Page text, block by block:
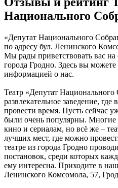
Национального
«Депутат Национального
по адресу бул. Ленинского
Мы рады приветствовать вас на
города Гродно. Здесь вы
информацией о нас.
Театр «Депутат
развлекательное заведение,
провести время. Пусть сейчас
были очень популярны. Многие
кино и сериалам, но всё же –
лучших мест, где можно
театре из города Гродно
постановок, среди которых
ему интересна. Приходите в наш
Ленинского Комсомола, 57,